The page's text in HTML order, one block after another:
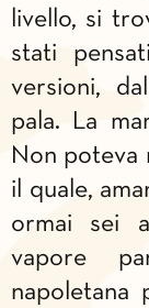
livello, si
stati
versioni,
pala. La
Non poteva
il quale,
ormai sei
vapore
napoletana